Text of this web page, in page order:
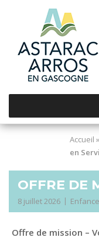
Accueil »
en
OFFRE DE
8 juillet 2026
Offre de mission –